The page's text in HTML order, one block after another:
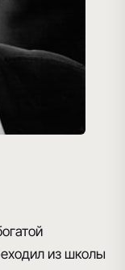
из школы